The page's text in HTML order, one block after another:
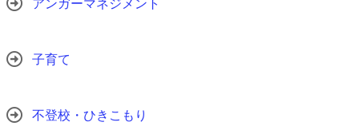
アンガーマネジメント
子育て
不登校・ひきこもり